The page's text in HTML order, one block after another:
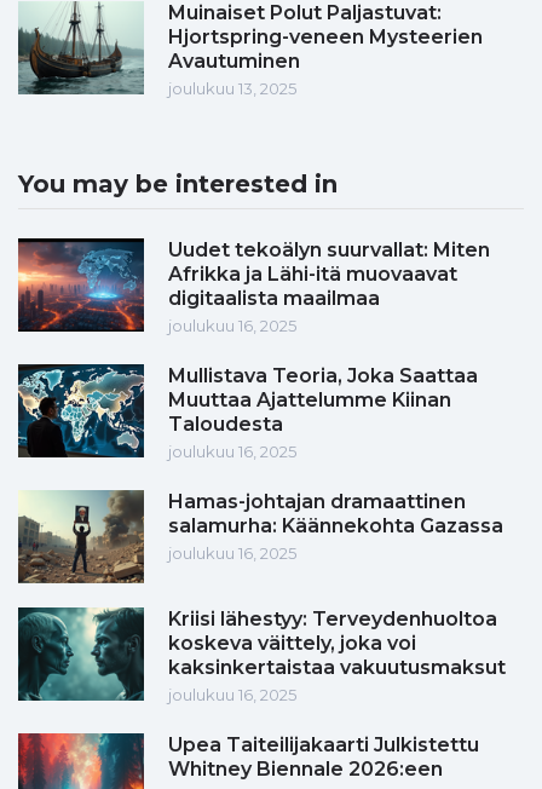
Muinaiset Polut Paljastuvat:
Hjortspring-veneen Mysteerien
Avautuminen
joulukuu 13, 2025
You may be interested in
Uudet tekoälyn suurvallat: Miten
Afrikka ja Lähi-itä muovaavat
digitaalista maailmaa
joulukuu 16, 2025
Mullistava Teoria, Joka Saattaa
Muuttaa Ajattelumme Kiinan
Taloudesta
joulukuu 16, 2025
Hamas-johtajan dramaattinen
salamurha: Käännekohta Gazassa
joulukuu 16, 2025
Kriisi lähestyy: Terveydenhuoltoa
koskeva väittely, joka voi
kaksinkertaistaa vakuutusmaksut
joulukuu 16, 2025
Upea Taiteilijakaarti Julkistettu
Whitney Biennale 2026:een